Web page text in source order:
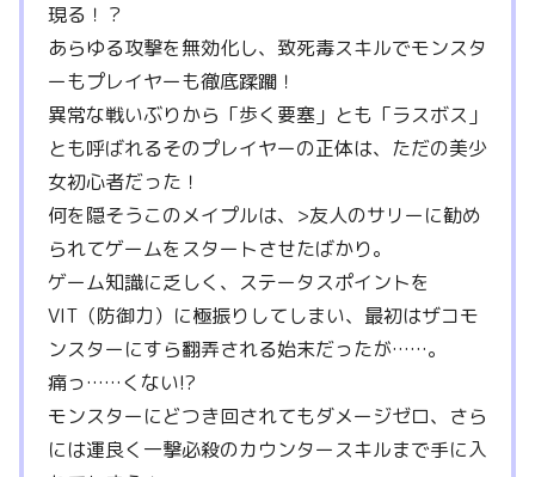
現る！？
あらゆる攻撃を無効化し、致死毒スキルでモンスタ
ーもプレイヤーも徹底蹂躙！
異常な戦いぶりから「歩く要塞」とも「ラスボス」
とも呼ばれるそのプレイヤーの正体は、ただの美少
女初心者だった！
何を隠そうこのメイプルは、>友人のサリーに勧め
られてゲームをスタートさせたばかり。
ゲーム知識に乏しく、ステータスポイントを
VIT（防御力）に極振りしてしまい、最初はザコモ
ンスターにすら翻弄される始末だったが……。
痛っ……くない!?
モンスターにどつき回されてもダメージゼロ、さら
には運良く一撃必殺のカウンタースキルまで手に入